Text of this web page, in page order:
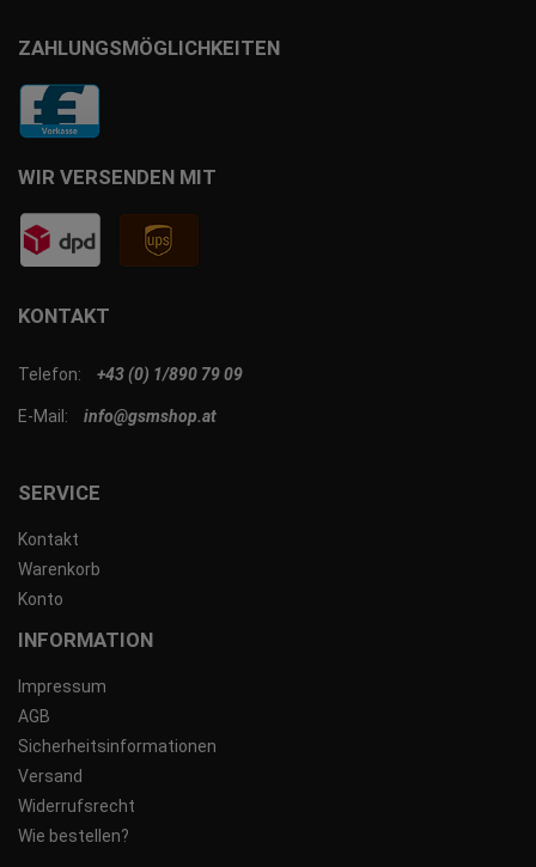
SERVICE
Kontakt
Warenkorb
Konto
INFORMATION
Impressum
AGB
Sicherheitsinformationen
Versand
Widerrufsrecht
Wie bestellen?
KONTAKT
Telefon: +43 (0) 1/890 79 09
E-Mail: info@gsmshop.at
ZAHLUNGSMÖGLICHKEITEN
WIR VERSENDEN MIT